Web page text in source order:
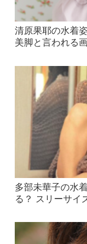
清原果耶の水着
美脚と言われる
多部未華子の水
る？ スリーサイ